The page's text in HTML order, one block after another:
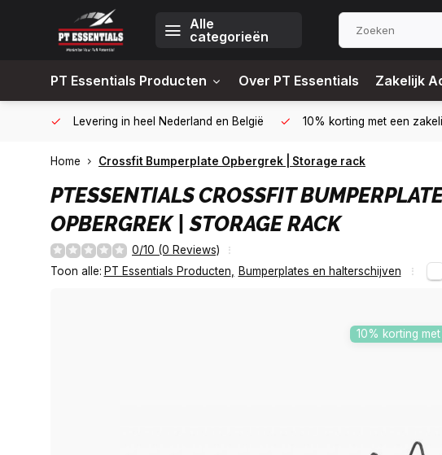
Alle
categorieën
PT Essentials Producten Over PT Essentials Zakelijk
Levering in heel Nederland en België 10% korting met een
Home Crossfit Bumperplate Opbergrek | Storage rack
PTESSENTIALSCROSSFIT
OPBERGREK | STORAGE RACK
0/10 (0 Reviews)
Toon alle: PT Essentials Producten Bumperplates en halterschijven
10% korting